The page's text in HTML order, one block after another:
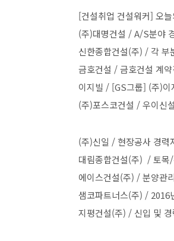
[건설취업 건설워커] 오
(주)대명건설 / A/S분야
신한종합건설(주) / 각
금호건설 / 금호건설 계
이지빌 / [GS그룹] (주)
(주)포스코건설 / 우이신
(주)신일 / 현장공사 경
대림종합건설(주) / 토목
에이스건설(주) / 분양관
샘코파트너스(주) /
지평건설(주) / 신입 및